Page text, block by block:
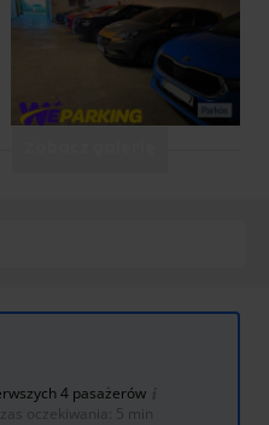
4 pasażerów
oczekiwania: 5 min